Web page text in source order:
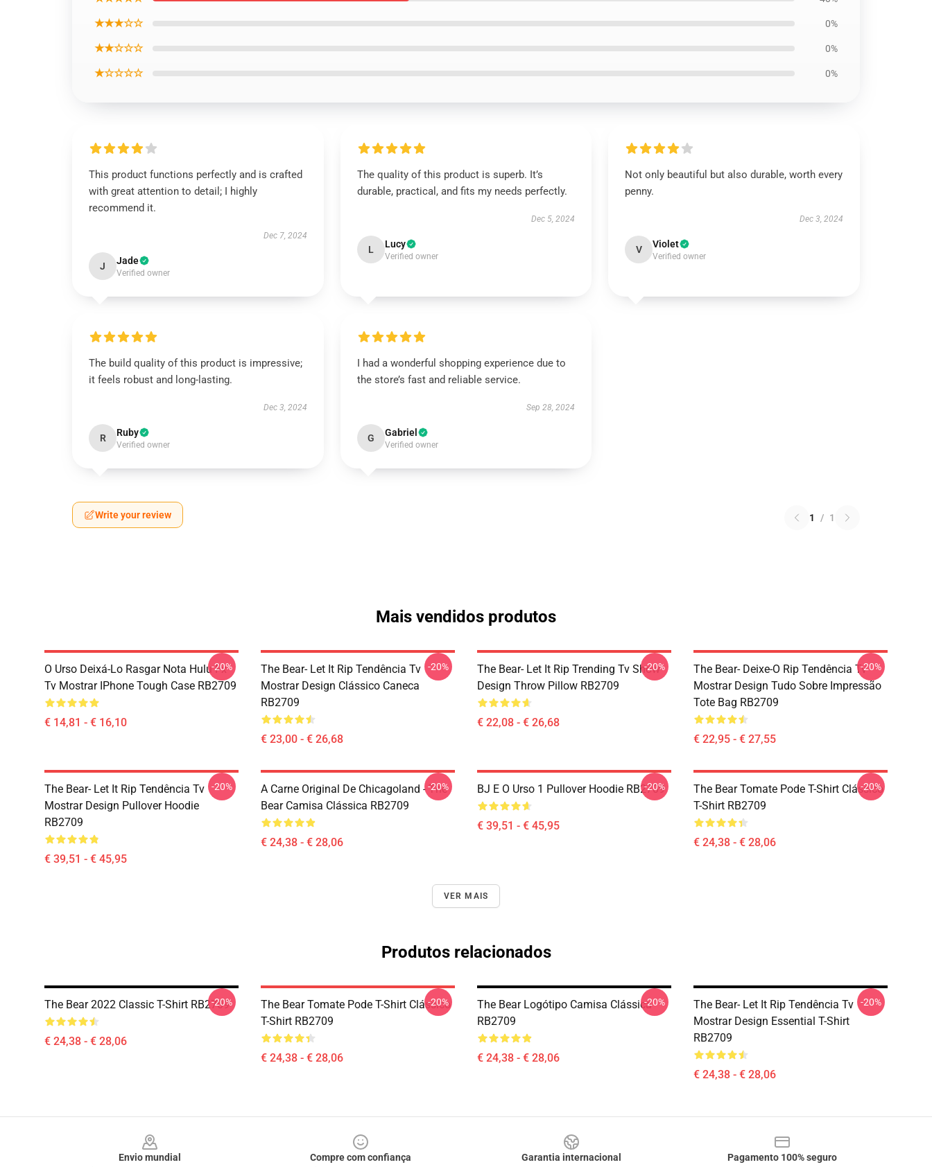
★★★☆☆ 0%
★★☆☆☆ 0%
★☆☆☆☆ 0%
This product functions perfectly and is crafted
with great attention to detail; I highly
recommend it.
Dec 7, 2024
J Jade
Verified owner
The quality of this product is superb. It’s
durable, practical, and fits my needs perfectly.
Dec 5, 2024
L Lucy
Verified owner
Not only beautiful but also durable, worth every
penny.
Dec 3, 2024
V Violet
Verified owner
The build quality of this product is impressive;
it feels robust and long-lasting.
Dec 3, 2024
R Ruby
Verified owner
I had a wonderful shopping experience due to
the store’s fast and reliable service.
Sep 28, 2024
G Gabriel
Verified owner
Write your review 1 / 1
Mais vendidos produtos
O Urso Deixá-Lo Rasgar Nota Hulu Fx
Tv Mostrar IPhone Tough Case RB2709
€ 14,81 - € 16,10
-20%
The Bear- Let It Rip Tendência Tv
Mostrar Design Clássico Caneca
RB2709
€ 23,00 - € 26,68
-20%
The Bear- Let It Rip Trending Tv Show
Design Throw Pillow RB2709
€ 22,08 - € 26,68
-20%
The Bear- Deixe-O Rip Tendência Tv
Mostrar Design Tudo Sobre Impressão
Tote Bag RB2709
€ 22,95 - € 27,55
-20%
The Bear- Let It Rip Tendência Tv
Mostrar Design Pullover Hoodie
RB2709
€ 39,51 - € 45,95
-20%
A Carne Original De Chicagoland - The
Bear Camisa Clássica RB2709
€ 24,38 - € 28,06
-20% BJ E O Urso 1 Pullover Hoodie RB2709
€ 39,51 - € 45,95
-20%
The Bear Tomate Pode T-Shirt Clássico
T-Shirt RB2709
€ 24,38 - € 28,06
-20%
VER MAIS
Produtos relacionados
The Bear 2022 Classic T-Shirt RB2709
€ 24,38 - € 28,06
-20%
The Bear Tomate Pode T-Shirt Clássico
T-Shirt RB2709
€ 24,38 - € 28,06
-20%
The Bear Logótipo Camisa Clássica
RB2709
€ 24,38 - € 28,06
-20%
The Bear- Let It Rip Tendência Tv
Mostrar Design Essential T-Shirt
RB2709
€ 24,38 - € 28,06
-20%
Envio mundial
Compre com confiança
Garantia internacional
Pagamento 100% seguro